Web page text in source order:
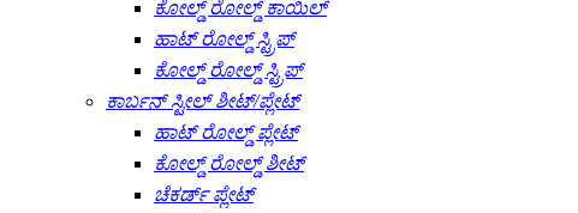
ಕೋಲ್ಡ್ ರೋಲ್ಡ್ ಕಾಯಿಲ್
ಹಾಟ್ ರೋಲ್ಡ್ ಸ್ಟ್ರಿಪ್
ಕೋಲ್ಡ್ ರೋಲ್ಡ್ ಸ್ಟ್ರಿಪ್
ಕಾರ್ಬನ್ ಸ್ಟೀಲ್ ಶೀಟ್/ಪ್ಲೇಟ್
ಹಾಟ್ ರೋಲ್ಡ್ ಪ್ಲೇಟ್
ಕೋಲ್ಡ್ ರೋಲ್ಡ್ ಶೀಟ್
ಚೆಕರ್ಡ್ ಪ್ಲೇಟ್